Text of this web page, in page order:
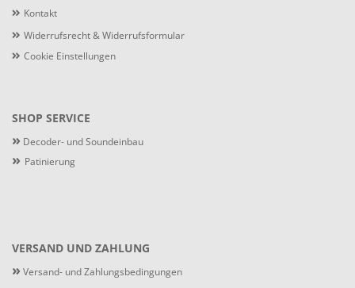
Kontakt
Widerrufsrecht & Widerrufsformular
Cookie Einstellungen
SHOP SERVICE
» Decoder- und Soundeinbau
» Patinierung
VERSAND UND ZAHLUNG
» Versand- und Zahlungsbedingungen